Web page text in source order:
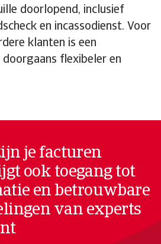
doorlopend, inclusief
en incassodienst. Voor
klanten is een
flexibeler en
je facturen
ook toegang tot
en betrouwbare
van experts